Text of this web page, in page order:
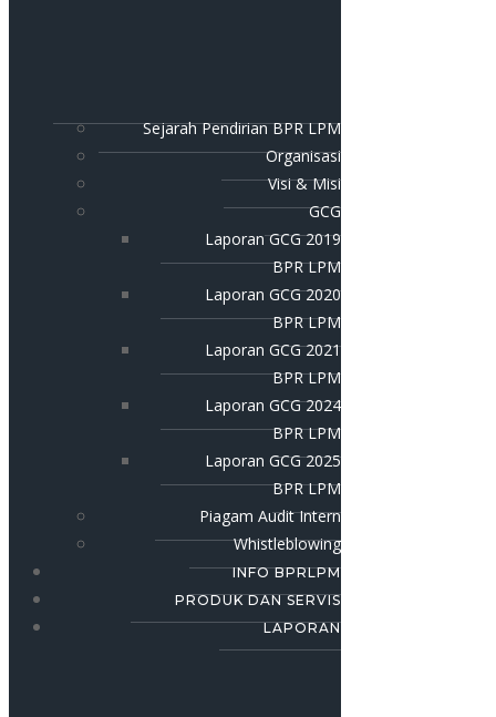
Sejarah Pendirian BPR LPM
Organisasi
Visi & Misi
GCG
Laporan GCG 2019
BPR LPM
Laporan GCG 2020
BPR LPM
Laporan GCG 2021
BPR LPM
Laporan GCG 2024
BPR LPM
Laporan GCG 2025
BPR LPM
Piagam Audit Intern
Whistleblowing
INFO BPRLPM
PRODUK DAN SERVIS
LAPORAN